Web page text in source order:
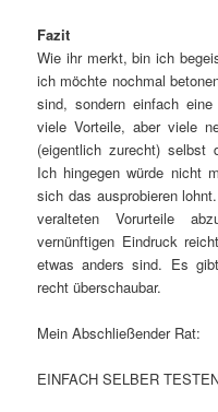
Fazit
Wie ihr merkt, bin ich
ich möchte nochmal
sind, sondern einfach
viele Vorteile, aber viele
(eigentlich zurecht) selbst
Ich hingegen würde nicht
sich das ausprobieren
veralteten Vorurteile
vernünftigen Eindruck
etwas anders sind. Es
recht überschaubar.
Mein Abschließender Rat:
EINFACH SELBER